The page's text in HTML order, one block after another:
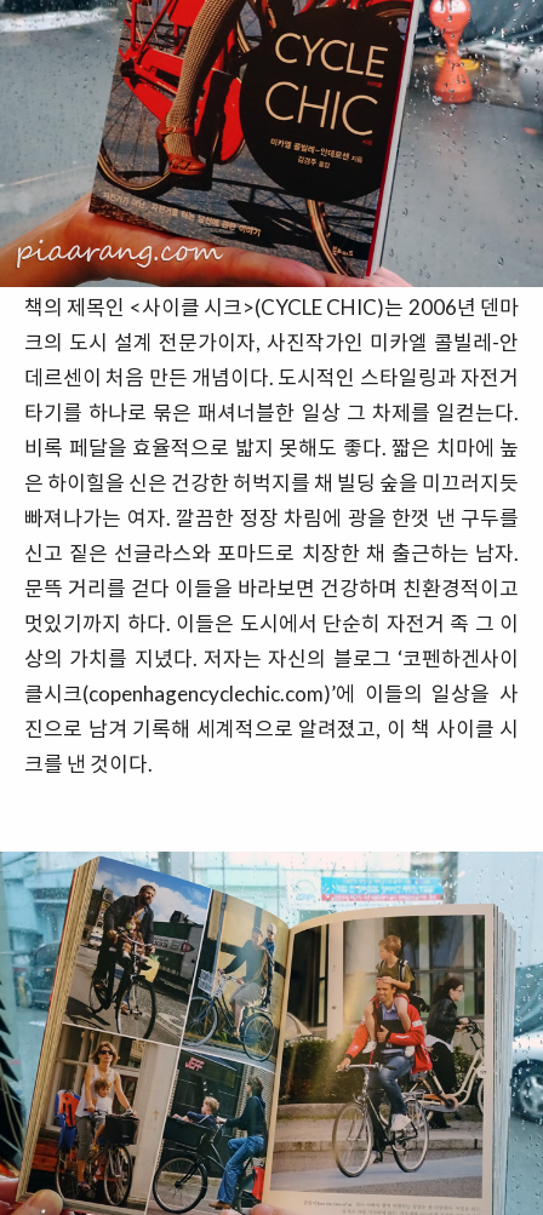
책의 제목인 <사이클 시크>(CYCLE CHIC)는 2006년 덴마
크의 도시 설계 전문가이자, 사진작가인 미카엘 콜빌레-안
데르센이 처음 만든 개념이다. 도시적인 스타일링과 자전거
타기를 하나로 묶은 패셔너블한 일상 그 차제를 일컫는다.
비록 페달을 효율적으로 밟지 못해도 좋다. 짧은 치마에 높
은 하이힐을 신은 건강한 허벅지를 채 빌딩 숲을 미끄러지듯
빠져나가는 여자. 깔끔한 정장 차림에 광을 한껏 낸 구두를
신고 짙은 선글라스와 포마드로 치장한 채 출근하는 남자.
문뜩 거리를 걷다 이들을 바라보면 건강하며 친환경적이고
멋있기까지 하다. 이들은 도시에서 단순히 자전거 족 그 이
상의 가치를 지녔다. 저자는 자신의 블로그 ‘코펜하겐사이
클시크(copenhagencyclechic.com)’에 이들의 일상을 사
진으로 남겨 기록해 세계적으로 알려졌고, 이 책 사이클 시
크를 낸 것이다.